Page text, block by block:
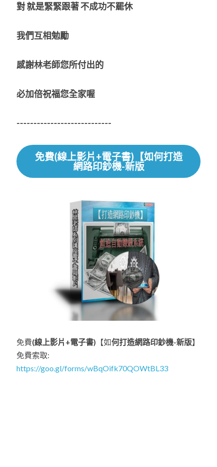
對就是緊緊跟著不成功不罷休
我們互相勉勵
感謝林老師您所付出的
必加倍祝福您全家喔
----------------------------
免費(線上影片+電子書)【如何打造
網路印鈔機-新版
免費(線上影片+電子書) 【如何打造網路印鈔機-新版】
https://goo.gl/forms/wBqOifk70QOWtBL33